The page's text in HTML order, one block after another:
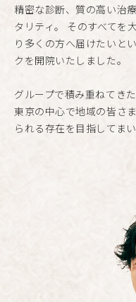
精密な診断、質の高い治
タリティ。 そのすべてを
り多くの方へ届けたいと
クを開院いたしました。
グループで積み重ねてき
東京の中心で地域の皆さ
られる存在を目指してまい